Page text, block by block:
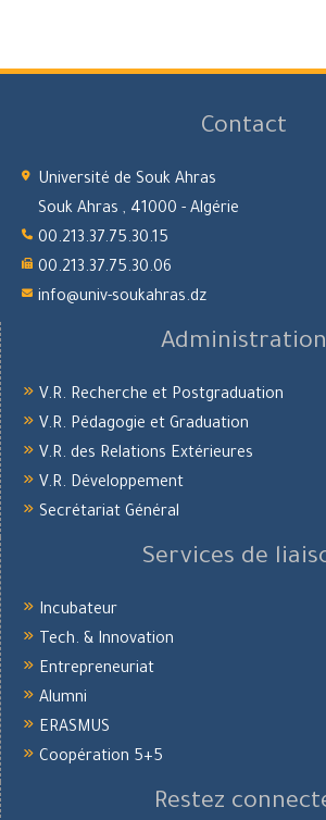
Contact
Université de Souk Ahras
Souk Ahras , 41000 - Algérie
00.213.37.75.30.15
00.213.37.75.30.06
info@univ-soukahras.dz
Administration
V.R. Recherche et Postgraduation
V.R. Pédagogie et Graduation
V.R. des Relations Extérieures
V.R. Développement
Secrétariat Général
Services de
Incubateur
Tech. & Innovation
Entrepreneuriat
Alumni
ERASMUS
Coopération 5+5
Restez